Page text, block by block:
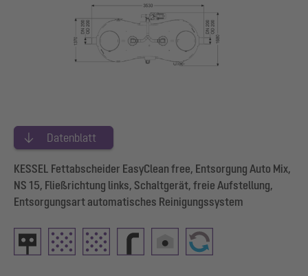
Datenblatt
KESSEL Fettabscheider EasyClean free, Entsorgung Auto Mix,
NS 15, Fließrichtung links, Schaltgerät, freie Aufstellung,
Entsorgungsart automatisches Reinigungssystem